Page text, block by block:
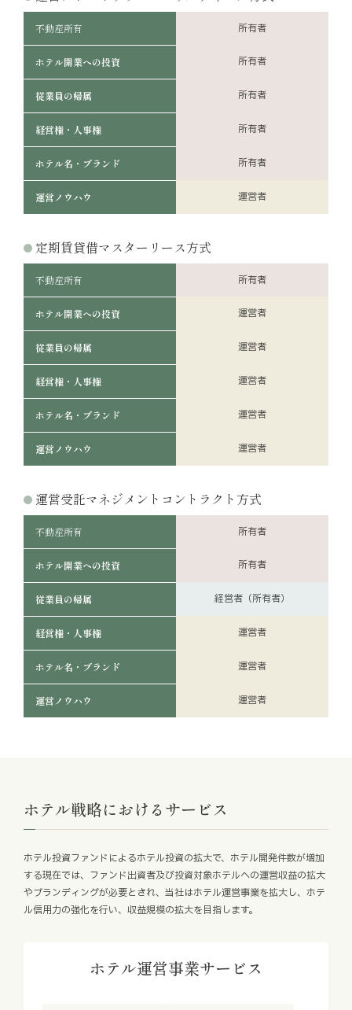
不動産所有 所有者
ホテル開業への投資 所有者
従業員の帰属 所有者
経営権・人事権 所有者
ホテル名・ブランド 所有者
運営ノウハウ 運営者
定期賃貸借マスターリース方式
不動産所有 所有者
ホテル開業への投資 運営者
従業員の帰属 運営者
経営権・人事権 運営者
ホテル名・ブランド 運営者
運営ノウハウ 運営者
運営受託マネジメントコントラクト方式
不動産所有 所有者
ホテル開業への投資 所有者
従業員の帰属 経営者（所有者）
経営権・人事権 運営者
ホテル名・ブランド 運営者
運営ノウハウ 運営者
ホテル戦略におけるサービス
ホテル投資ファンドによるホテル投資の拡大で、ホテル開発件数が増加
する現在では、ファンド出資者及び投資対象ホテルへの運営収益の拡大
やブランディングが必要とされ、当社はホテル運営事業を拡大し、ホテ
ル信用力の強化を行い、収益規模の拡大を目指します。
ホテル運営事業サービス